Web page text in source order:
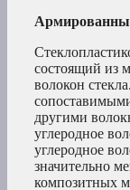
состоящий из
волокон
другими
углеродное
углеродное
значительно
композитных